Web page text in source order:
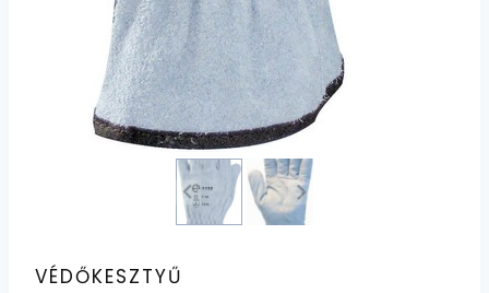
VÉDŐKESZTYŰ